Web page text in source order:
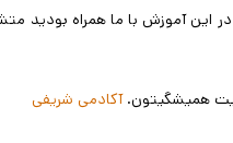
در این آموزش با ما همراه بودید
همیشگیتون.آکادمی شریفی